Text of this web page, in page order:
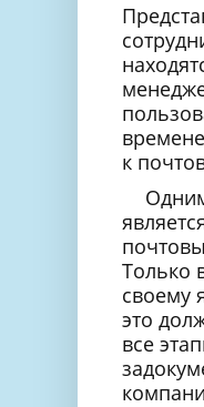
к
Только
своему
это
все